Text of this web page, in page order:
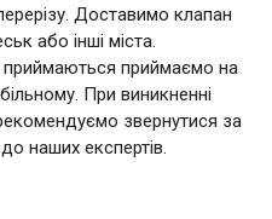
Доставимо клапан
або інші міста.
приймаємо на
При виникненні
звернутися за
наших експертів.